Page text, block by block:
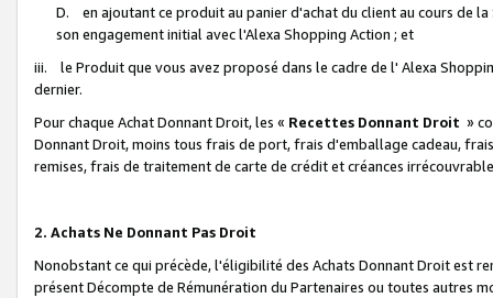
D. en ajoutant ce produit au panier d'achat du client au cours de
son engagement initial avec l'Alexa Shopping Action ; et
iii. le Produit que vous avez proposé dans le cadre de l' Alexa
dernier.
Pour chaque Achat Donnant Droit, les « Recettes Donnant Droit »
Donnant Droit, moins tous frais de port, frais d'emballage cadeau,
remises, frais de traitement de carte de crédit et créances
2. Achats Ne Donnant Pas Droit
Nonobstant ce qui précède, l'éligibilité des Achats Donnant Droit est
présent Décompte de Rémunération du Partenaires ou toutes autres